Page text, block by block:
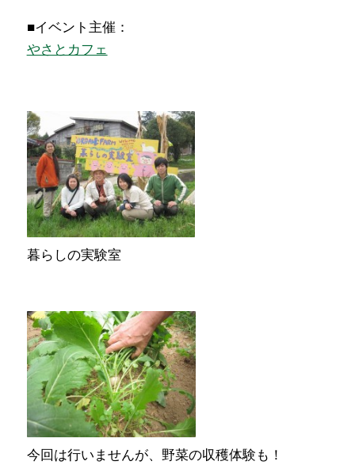
■イベント主催：
やさとカフェ
暮らしの実験室
今回は行いませんが、野菜の収穫体験も！